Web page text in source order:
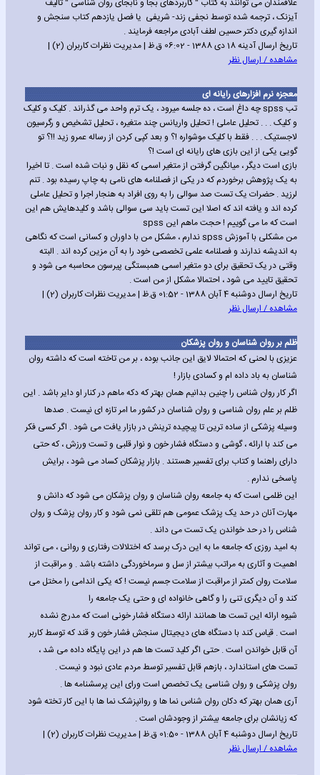
علاقمندان می توانند به کتاب " کاربردهای بجا و نابجای روان شناسی " تالیف
آیزنک ، ترجمه شده توسط نجفی زند- شریفی یا فصل یازدهم کتاب سنجش و
اندازه گیری دکتر حسین لطف آبادی مراجعه فرمایند .
تاریخ ارسال آدینه 18 دی 1388 - 06:02 ق.ظ | مدیریت نظرات کاربران (2) |
مشاهده / ارسال نظر
معجزه نرم افزارهای رایانه ای
تب spss چه داغ است ، ده جلسه میرود ، یک ترم واحد می گذراند . کلیک و کلیک
و کلیک . . . تحلیل عاملی ! تحلیل واریانس چند متغیره ، تحلیل تشخیص و رگرسیون
لاجستیک . . . فقط با کلیک موشواره !؟ و بعد کپی کردن از رساله عمرو زید !!؟ تو
گویی یکی از این بازی های رایانه ای است !؟
بازی است دیگر ، میانگین گرفتن از متغیر اسمی که نقل و نبات شده است . تا اخیرا
به یک پژوهش برخوردم که در یکی از فصلنامه های نامی به چاپ رسیده بود . تنم
لرزید . حضرات یک تست صد سوالی را به روی افراد به هنجار اجرا و تحلیل عاملی
کرده اند و یافته اند که اصلا این تست باید سی سوالی باشد و کلیدهایش هم این
است که ما می گوییم ! حجت ماهم این spss
من مشکلی با آموزش spss ندارم ، مشکل من با داوران و کسانی است که نگاهی
به اندیشه ندارند و فصلنامه علمی تخصصی خود را به آن مزین کرده اند . البته
وقتی در یک تحقیق برای دو متغیر اسمی همبستگی پیرسون محاسبه می شود و
تحقیق تایید می شود ، احتمالا مشکل از من است .
تاریخ ارسال دوشنبه 4 آبان 1388 - 01:52 ق.ظ | مدیریت نظرات کاربران (2) |
مشاهده / ارسال نظر
ظلم بر روان شناسان و روان پزشکان
عزیزی با لحنی که احتمالا لایق این جانب بوده ، بر من تاخته است که داشته روان
شناسان به باد داده ام و کسادی بازار !
اگر کار روان شناس را چنین بدانیم همان بهتر که دکه ماهم در کنار او دایر باشد . این
ظلم بر علم روان شناسی و روان شناسان در کشور ما امر تازه ای نیست . صدها
وسیله پزشکی از ساده ترین تا پیچیده ترینش در بازار یافت می شود . اگر کسی فکر
می کند با ارائه ، گوشی و دستگاه فشار خون و نوار قلبی و تست ورزش ، که حتی
دارای راهنما و کتاب برای تفسیر هستند . بازار پزشکان کساد می شود ، برایش
پاسخی ندارم .
این ظلمی است که به جامعه روان شناسان و روان پزشکان می شود که دانش و
مهارت آنان در حد یک پزشک عمومی هم تلقی نمی شود و کار روان پزشک و روان
شناس را در حد خواندن یک تست می داند .
به امید روزی که جامعه ما به این درک برسد که اختلالات رفتاری و روانی ، می تواند
اهمیت و آثاری به مراتب بیشتر از سل و سرماخوردگی داشته باشد . و مراقبت از
سلامت روان کمتر از مراقبت از سلامت جسم نیست ! که یکی اندامی را مختل می
کند و آن دیگری تنی را و گاهی خانواده ای و حتی یک جامعه را
شیوه ارائه این تست ها همانند ارائه دستگاه فشار خونی است که مدرج نشده
است . قیاس کند با دستگاه های دیجیتال سنجش فشار خون و قند که توسط کاربر
آن قابل خواندن است . حتی اگر کلید تست ها هم در این پایگاه داده می شد ،
تست های استاندارد ، بازهم قابل تفسیر توسط مردم عادی نبود و نیست .
روان پزشکی و روان شناسی یک تخصص است ورای این پرسشنامه ها .
آری همان بهتر که دکان روان شناس نما ها و روانپزشک نما ها با این کار تخته شود
که زیانشان برای جامعه بیشتر از وجودشان است .
تاریخ ارسال دوشنبه 4 آبان 1388 - 01:50 ق.ظ | مدیریت نظرات کاربران (2) |
مشاهده / ارسال نظر